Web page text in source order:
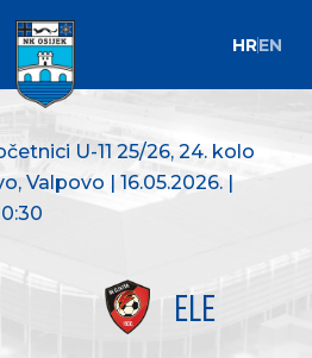
HREN
U-11 25/26, 24. kolo
Valpovo | 16.05.2026. |
ELE